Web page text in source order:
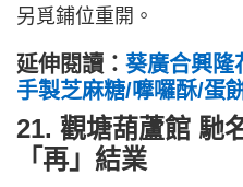
另覓鋪位重開。
延伸閱讀： 葵廣合興隆
手製芝麻糖/嚤囉酥/蛋
21. 觀塘葫蘆館 馳
「再」結業